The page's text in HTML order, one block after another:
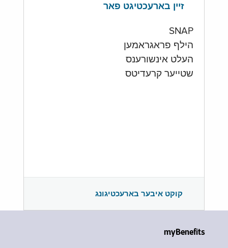
זיין בארעכטיגט פאר
SNAP
הילף פראגראמען
העלט אינשורענס
שטייער קרעדיטס
קוקט איבער בארעכטיגונג
myBenefits